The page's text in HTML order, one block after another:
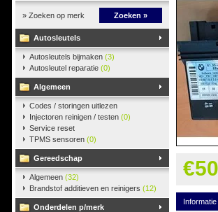
» Zoeken op merk Zoeken »
Autosleutels
Autosleutels bijmaken (3)
Autosleutel reparatie (0)
Algemeen
Codes / storingen uitlezen
Injectoren reinigen / testen (0)
Service reset
TPMS sensoren (0)
Gereedschap
Algemeen (32)
Brandstof additieven en reinigers (12)
Onderdelen p/merk
Informatie